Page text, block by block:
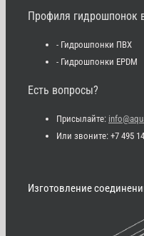
Профиля гидрошпонок
- Гидрошпонки ПВХ
- Гидрошпонки EPDM
Есть вопросы?
Присылайте:
Или звоните: +7 495
Изготовление